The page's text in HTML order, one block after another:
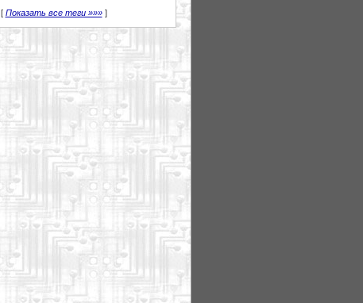
[ Показать все теги »»»]